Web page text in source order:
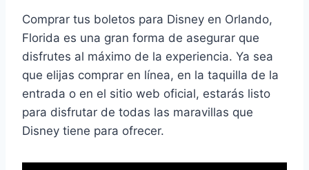
Comprar tus boletos para Disney en Orlando,
Florida es una gran forma de asegurar que
disfrutes al máximo de la experiencia. Ya sea
que elijas comprar en línea, en la taquilla de la
entrada o en el sitio web oficial, estarás listo
para disfrutar de todas las maravillas que
Disney tiene para ofrecer.